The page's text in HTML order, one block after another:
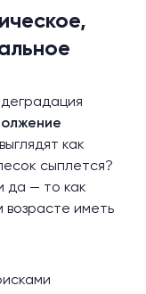
как
сыплется?
да — то как
возрасте иметь